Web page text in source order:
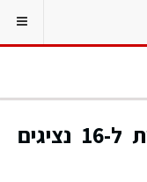
רפאל הדגימה הגנה אווירית ל-16 נציגים